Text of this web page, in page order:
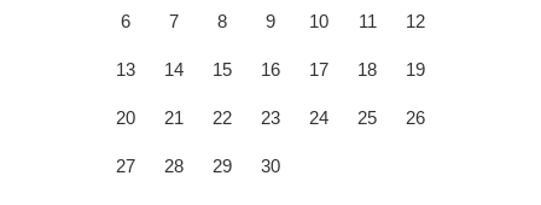
6 7 8 9 10 11 12
13 14 15 16 17 18 19
20 21 22 23 24 25 26
27 28 29 30